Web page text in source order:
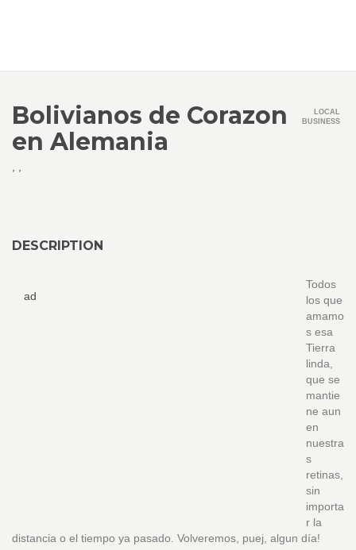
Bolivianos de Corazon
en Alemania
LOCAL
BUSINESS
DESCRIPTION
ad
Todos
los que
amamo
s esa
Tierra
linda,
que se
mantie
ne aun
en
nuestra
s
retinas,
sin
importa
r la
distancia o el tiempo ya pasado. Volveremos, puej, algun día!